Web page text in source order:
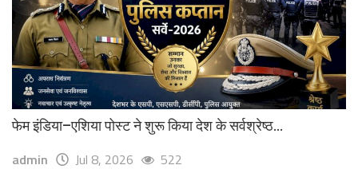
फेम इंडिया–एशिया पोस्ट ने शुरू किया देश के सर्वश्रेष्ठ...
admin Jul 8, 2026 522